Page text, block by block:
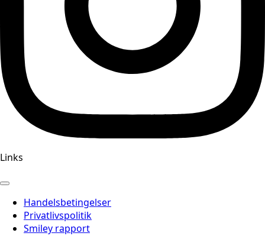
Links
Handelsbetingelser
Privatlivspolitik
Smiley rapport